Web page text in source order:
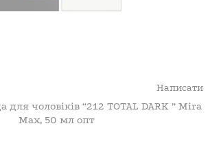
Написати
чоловіків “212 TOTAL DARK ” Mira
Max, 50 мл опт